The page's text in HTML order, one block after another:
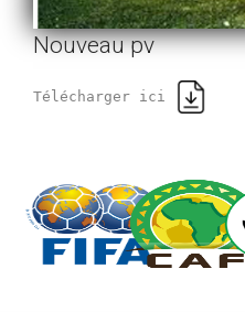
Nouveau pv
Télécharger ici